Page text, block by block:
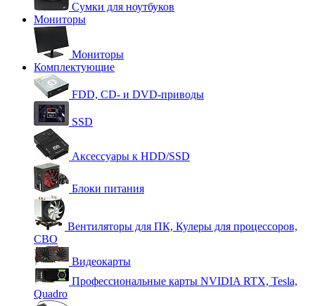
Сумки для ноутбуков
Мониторы
Мониторы
Комплектующие
FDD, CD- и DVD-приводы
SSD
Аксессуары к HDD/SSD
Блоки питания
Вентиляторы для ПК, Кулеры для процессоров,
СВО
Видеокарты
Профессиональные карты NVIDIA RTX, Tesla,
Quadro